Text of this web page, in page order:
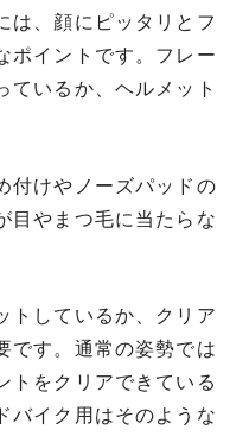
は、顔にピッタリとフ
ポイントです。フレー
ているか、ヘルメット
付けやノーズパッドの
目やまつ毛に当たらな
トしているか、クリア
です。通常の姿勢では
トをクリアできている
バイク用はそのような